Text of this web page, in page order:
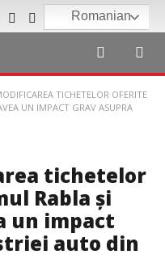
Romanian
TICHETELOR OFERITE
UN IMPACT GRAV ASUPRA
tichetelor
Rabla și
un impact
auto din